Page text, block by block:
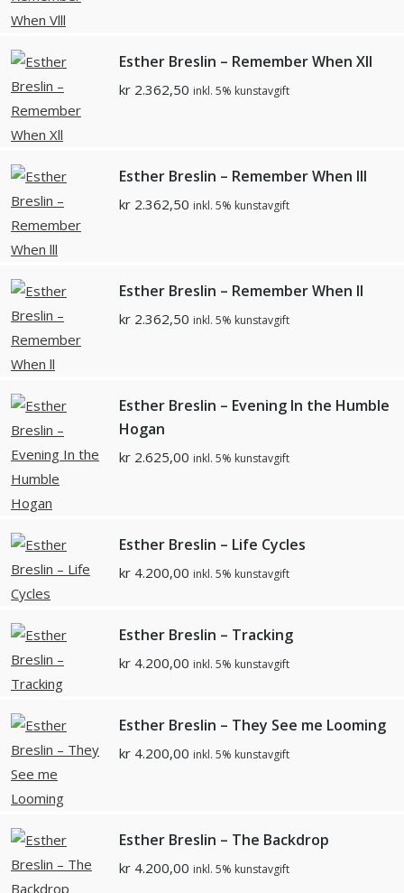
Esther Breslin – Remember When Xll
kr 2.362,50 inkl. 5% kunstavgift
Esther Breslin – Remember When lll
kr 2.362,50 inkl. 5% kunstavgift
Esther Breslin – Remember When ll
kr 2.362,50 inkl. 5% kunstavgift
Esther Breslin – Evening In the Humble
Hogan
kr 2.625,00 inkl. 5% kunstavgift
Esther Breslin – Life Cycles
kr 4.200,00 inkl. 5% kunstavgift
Esther Breslin – Tracking
kr 4.200,00 inkl. 5% kunstavgift
Esther Breslin – They See me Looming
kr 4.200,00 inkl. 5% kunstavgift
Esther Breslin – The Backdrop
kr 4.200,00 inkl. 5% kunstavgift